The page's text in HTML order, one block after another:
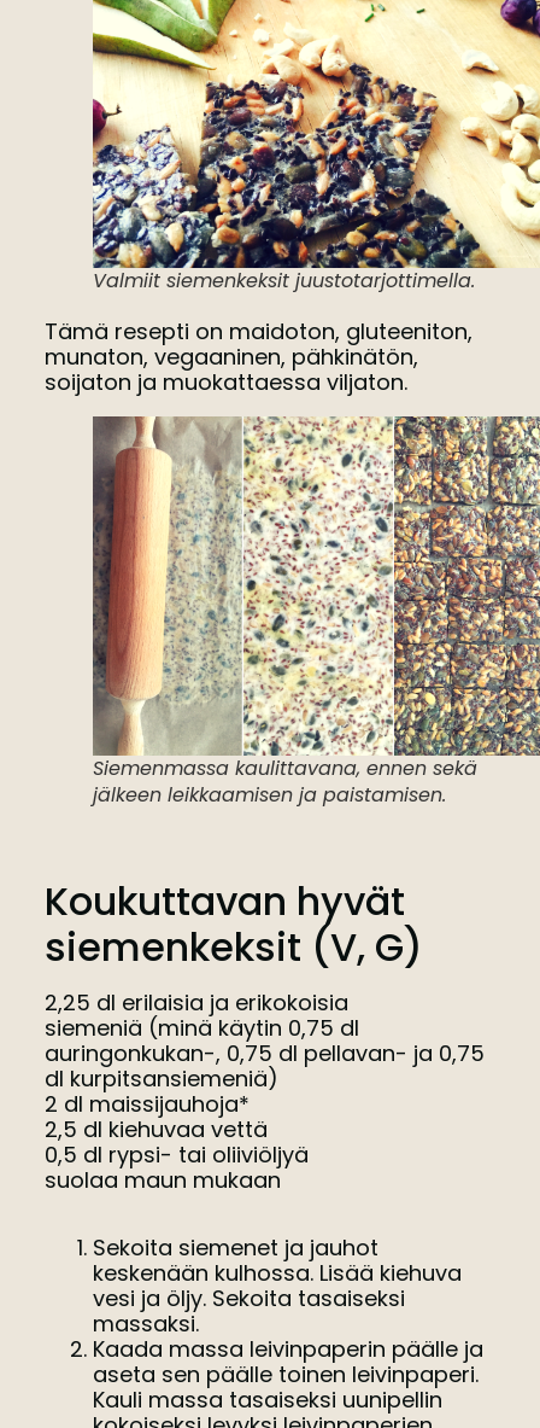
Valmiit siemenkeksit juustotarjottimella.
Tämä resepti on maidoton, gluteeniton,
munaton, vegaaninen, pähkinätön,
soijaton ja muokattaessa viljaton.
Siemenmassa kaulittavana, ennen sekä
jälkeen leikkaamisen ja paistamisen.
Koukuttavan hyvät
siemenkeksit (V, G)
2,25 dl erilaisia ja erikokoisia
siemeniä (minä käytin 0,75 dl
auringonkukan-, 0,75 dl pellavan- ja 0,75
dl kurpitsansiemeniä)
2 dl maissijauhoja*
2,5 dl kiehuvaa vettä
0,5 dl rypsi- tai oliiviöljyä
suolaa maun mukaan
Sekoita siemenet ja jauhot
keskenään kulhossa. Lisää kiehuva
vesi ja öljy. Sekoita tasaiseksi
massaksi.
Kaada massa leivinpaperin päälle ja
aseta sen päälle toinen leivinpaperi.
Kauli massa tasaiseksi uunipellin